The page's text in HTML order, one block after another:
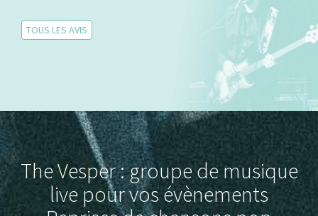
TOUS LES AVIS
The Vesper : groupe de musique
live pour vos évènements